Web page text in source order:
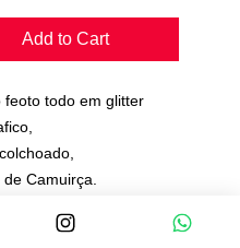
Add to Cart
feoto todo em glitter
Camuirça.
de 20 a 25 dias para